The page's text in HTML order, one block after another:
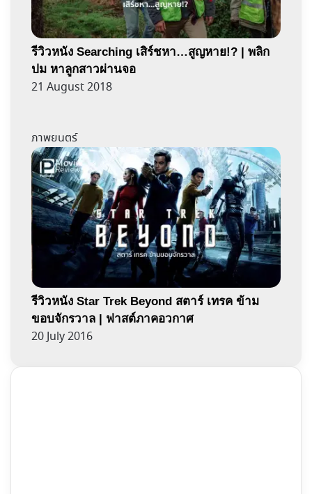
รีวิวหนัง Searching เสิร์ชหา…สูญหาย!? | พลิก
ปม หาลูกสาวผ่านจอ
21 August 2018
ภาพยนตร์
รีวิวหนัง Star Trek Beyond สตาร์ เทรค ข้าม
ขอบจักรวาล | ฟาสต์ภาคอวกาศ
20 July 2016